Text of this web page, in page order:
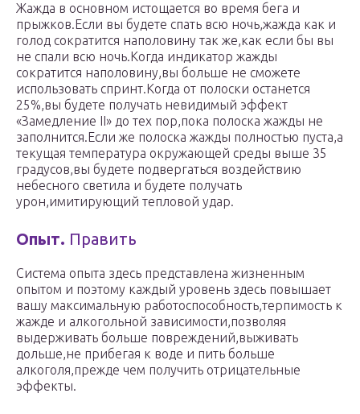
Жажда в основном истощается во время бега и
прыжков.Если вы будете спать всю ночь,жажда как и
голод сократится наполовину так же,как если бы вы
не спали всю ночь.Когда индикатор жажды
сократится наполовину,вы больше не сможете
использовать спринт.Когда от полоски останется
25%,вы будете получать невидимый эффект
«Замедление II» до тех пор,пока полоска жажды не
заполнится.Если же полоска жажды полностью пуста,а
текущая температура окружающей среды выше 35
градусов,вы будете подвергаться воздействию
небесного светила и будете получать
урон,имитирующий тепловой удар.
Опыт. Править
Система опыта здесь представлена жизненным
опытом и поэтому каждый уровень здесь повышает
вашу максимальную работоспособность,терпимость к
жажде и алкогольной зависимости,позволяя
выдерживать больше повреждений,выживать
дольше,не прибегая к воде и пить больше
алкоголя,прежде чем получить отрицательные
эффекты.